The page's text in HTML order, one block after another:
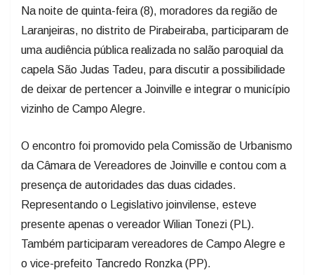
Na noite de quinta-feira (8), moradores da região de
Laranjeiras, no distrito de Pirabeiraba, participaram de
uma audiência pública realizada no salão paroquial da
capela São Judas Tadeu, para discutir a possibilidade
de deixar de pertencer a Joinville e integrar o município
vizinho de Campo Alegre.
O encontro foi promovido pela Comissão de Urbanismo
da Câmara de Vereadores de Joinville e contou com a
presença de autoridades das duas cidades.
Representando o Legislativo joinvilense, esteve
presente apenas o vereador Wilian Tonezi (PL).
Também participaram vereadores de Campo Alegre e
o vice-prefeito Tancredo Ronzka (PP).